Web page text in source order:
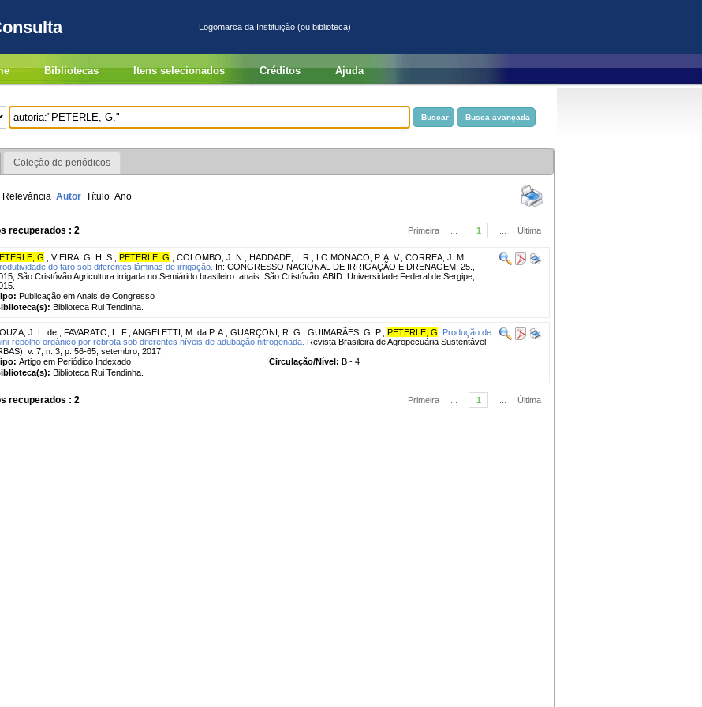
Logomarca da Instituição (ou biblioteca)
Bibliotecas Itens selecionados Créditos Ajuda
Coleção de periódicos
Relevância Autor Título Ano
recuperados : 2 Primeira 1 Última
G ; VIEIRA, G. H. S. ; PETERLE, G ; COLOMBO, J. N. ; HADDADE, I. R. ; LO MONACO, P. A. V.; CORREA, J. M.
do taro sob diferentes lâminas de irrigação. In: CONGRESSO NACIONAL DE IRRIGAÇÃO E DRENAGEM, 25.,
São Cristóvão Agricultura irrigada no Semiárido brasileiro: anais. São Cristóvão: ABID: Universidade Federal de Sergipe,
Publicação em Anais de Congresso
Biblioteca Rui Tendinha.
J. L. de. ; FAVARATO, L. F. ; ANGELETTI, M. da P. A. ; GUARÇONI, R. G. ; GUIMARÃES, G. P. ; PETERLE, G
Produção de
repolho orgânico por rebrota sob diferentes níveis de adubação nitrogenada. Revista Brasileira de Agropecuária Sustentável
v. 7, n. 3, p. 56-65, setembro, 2017.
Artigo em Periódico Indexado Circulação/Nível: B - 4
Biblioteca Rui Tendinha.
recuperados : 2 Primeira 1 Última